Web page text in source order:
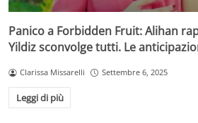
Panico a Forbidden Fruit: Alihan
Yildiz sconvolge tutti. Le
Clarissa Missarelli Settembre 6, 2025
Leggi di più